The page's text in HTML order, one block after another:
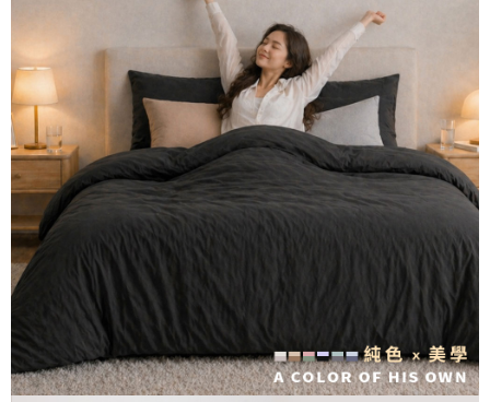
1.本服務由台灣大哥大提供，台灣大哥大用戶可立即使用無須另外申請。
2.付款方式選擇「大哥付你分期」，訂單成立後會自動跳轉到大哥付的交易
流程，驗證手機門號後，選擇欲分期的期數、繳款截止日，確認付款後即完
成交易。
3.實際核准額度、可分期數及費用金額請依後續交易確認頁面所載為準。
4.訂單成立30分鐘內，如未前往確認交易或遇審核未通過，訂單將自動取
消。如遇「轉專審核」未通過狀況，表示未達大哥付你分期系統評分，恕無
法說明評估內容。
【繳款方式說明】
1.分期款項不併入電信帳單，「大哥付你分期」於每月結算日後寄送繳費提
醒簡訊。
2.透過簡訊連結打開帳單後，可選擇「超商條碼／台灣大直營門市／銀行轉
帳／街口支付／iPASS MONEY」等通路繳費。
【注意事項】
1.本服務係由「台灣大哥大股份有限公司」（以下簡稱本公司）所提供，讓
用戶於交易時，得透過本服務購買商品或服務，並由商店將買賣／分期付款
買賣價金債權讓與本公司後，依約使用本公司帳單繳交帳款。
2.基於同意付款使用「大哥付你分期」之契約關係目的，商店將以您的個人
資料（包含姓名、電話或地址）提供予台灣大哥大進項蒐集、處理及利用，
相關說明
【關於「AFTEE先享後付」】
AFTEE先享後付是「在收到商品之後才付款」的支付方式。 讓您購物簡單
便利好安心！
１．簡單：不需註冊會員、不需綁卡、不需儲值。
２．便利：只要手機號碼，簡訊認證，即可結帳。
３．安心：先確認商品／服務後，再付款。
【「AFTEE先享後付」結帳流程】
１．於結帳方式選擇「AFTEE先享後付」後，將跳轉至「AFTEE先享後付」
結帳頁面，進行簡訊認證並確認金額後，即可完成結帳。
２．訂單成立數日內，您將收到繳費通知簡訊。
３．收到繳費通知簡訊後14天內，點擊此簡訊中的連結，可透過四大超商／
ATM／網路銀行／等多元方式進行付款，方視為交易完成。
※ 請注意：結帳手續完成當下不需立刻繳費，但若您需要取消訂單，請聯絡
購買商品的店家。未經商家同意取消之訂單仍視為有效，需透過AFTEE先享
後付繳納相關費用。
※ 交易是否成功請以「AFTEE先享後付 」之結帳頁面顯示為準，若有關於
是否繳費成功／繳費後需取消欲退款等相關疑問，請聯繫「AFTEE先享後付
Hami Point
相關說明
「Hami Point」為中華電信所提供之點數服務，可於會員專區綁定中華電信
會員帳號後，即可在購物車使用 Hami Point 折抵消費金額 (1點等於1元)。
ATM付款
運送方式
全家取貨付款
每筆NT$60，滿NT$699(含以上)免運費
付款後全家取貨
每筆NT$60，滿NT$699(含以上)免運費
7-11取貨付款